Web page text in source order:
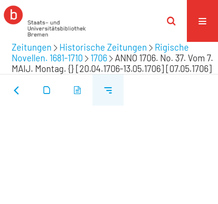
Zeitungen Historische Zeitungen
Rigische
Novellen. 1681-1710
1706
ANNO 1706. No. 37. Vom 7.
MAIJ. Montag. {} [20.04.1706-13.05.1706] [07.05.1706]